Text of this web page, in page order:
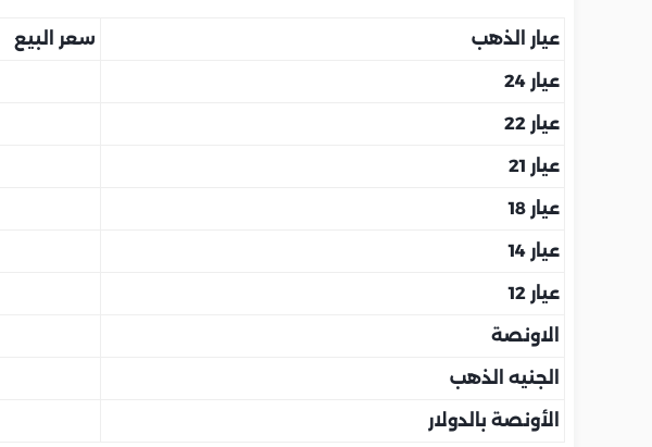
عيار الذهب سعر البيع
عيار 24
عيار 22
عيار 21
عيار 18
عيار 14
عيار 12
الاونصة
الجنيه الذهب
الأونصة بالدولار